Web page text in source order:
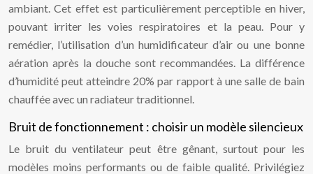
ambiant. Cet effet est particulièrement perceptible en hiver,
pouvant irriter les voies respiratoires et la peau. Pour y
remédier, l’utilisation d’un humidificateur d’air ou une bonne
aération après la douche sont recommandées. La différence
d’humidité peut atteindre 20% par rapport à une salle de bain
chauffée avec un radiateur traditionnel.
Bruit de fonctionnement : choisir un modèle silencieux
Le bruit du ventilateur peut être gênant, surtout pour les
modèles moins performants ou de faible qualité. Privilégiez